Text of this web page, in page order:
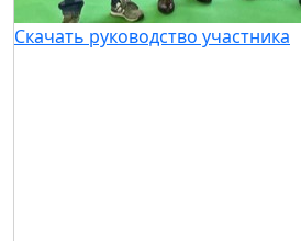
Скачать руководство участника